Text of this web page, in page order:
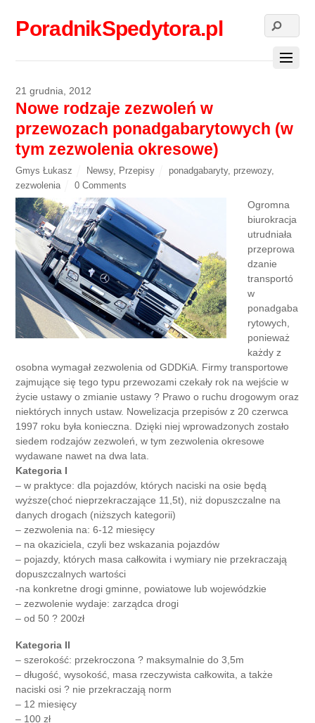
PoradnikSpedytora.pl
21 grudnia, 2012
Nowe rodzaje zezwoleń w
przewozach ponadgabarytowych (w
tym zezwolenia okresowe)
Gmys Łukasz Newsy, Przepisy ponadgabaryty, przewozy,
zezwolenia
0 Comments
Ogromna
biurokracja
utrudniała
przeprowa
dzanie
transportó
w
ponadgaba
rytowych,
ponieważ
każdy z
osobna wymagał zezwolenia od GDDKiA. Firmy transportowe
zajmujące się tego typu przewozami czekały rok na wejście w
życie ustawy o zmianie ustawy ? Prawo o ruchu drogowym oraz
niektórych innych ustaw. Nowelizacja przepisów z 20 czerwca
1997 roku była konieczna. Dzięki niej wprowadzonych zostało
siedem rodzajów zezwoleń, w tym zezwolenia okresowe
wydawane nawet na dwa lata.
Kategoria I
– w praktyce: dla pojazdów, których naciski na osie będą
wyższe(choć nieprzekraczające 11,5t), niż dopuszczalne na
danych drogach (niższych kategorii)
– zezwolenia na: 6-12 miesięcy
– na okaziciela, czyli bez wskazania pojazdów
– pojazdy, których masa całkowita i wymiary nie przekraczają
dopuszczalnych wartości
-na konkretne drogi gminne, powiatowe lub wojewódzkie
– zezwolenie wydaje: zarządca drogi
– od 50 ? 200zł
Kategoria II
– szerokość: przekroczona ? maksymalnie do 3,5m
– długość, wysokość, masa rzeczywista całkowita, a także
naciski osi ? nie przekraczają norm
– 12 miesięcy
– 100 zł